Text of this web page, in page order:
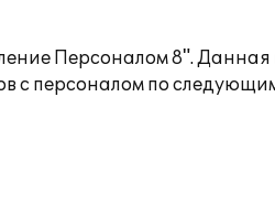
Персоналом 8".
с персоналом по